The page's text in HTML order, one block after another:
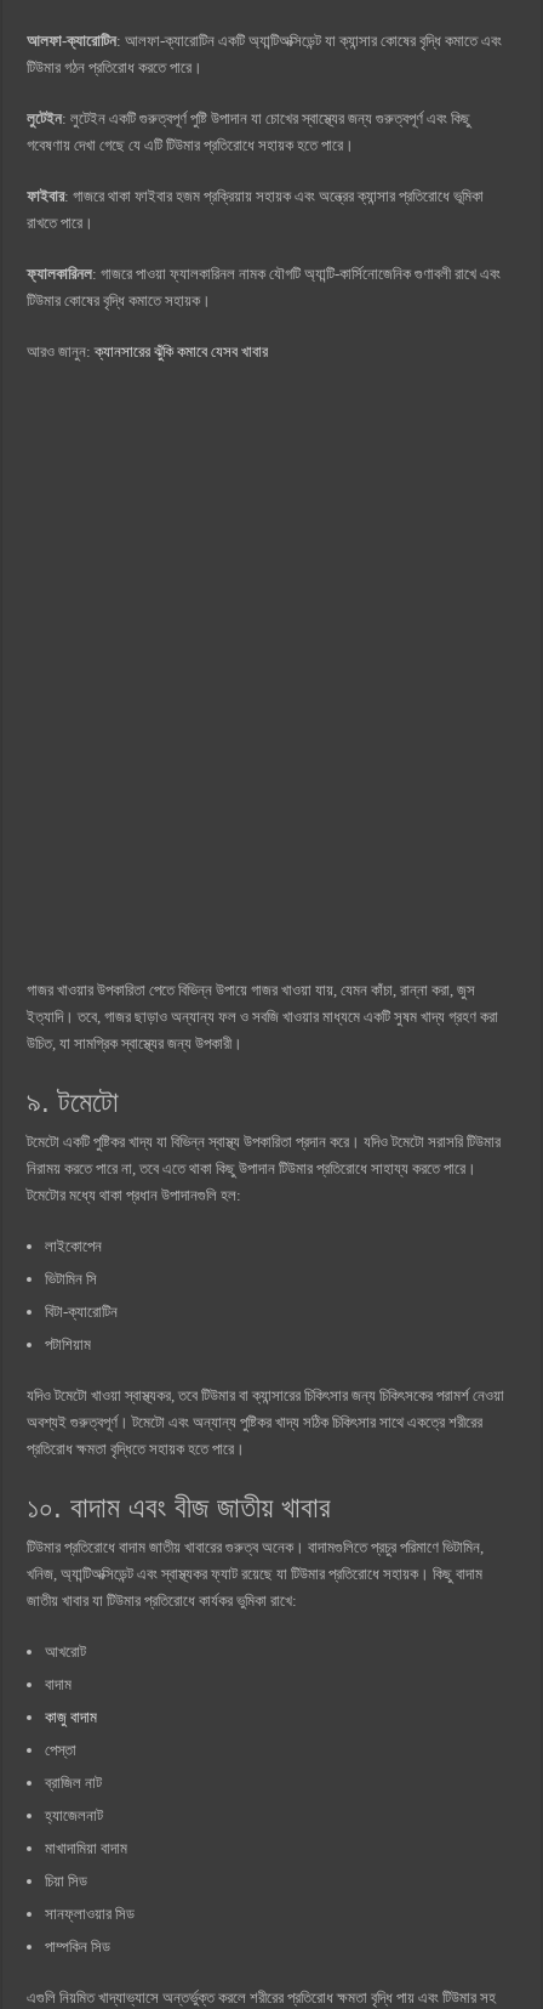
আলফা-ক্যারোটিন: আলফা-ক্যারোটিন একটি অ্যান্টিঅক্সিডেন্ট যা ক্যান্সার কোষের বৃদ্ধি কমাতে এবং
টিউমার গঠন প্রতিরোধ করতে পারে।
লুটেইন: লুটেইন একটি গুরুত্বপূর্ণ পুষ্টি উপাদান যা চোখের স্বাস্থ্যের জন্য গুরুত্বপূর্ণ এবং কিছু
গবেষণায় দেখা গেছে যে এটি টিউমার প্রতিরোধে সহায়ক হতে পারে।
ফাইবার: গাজরে থাকা ফাইবার হজম প্রক্রিয়ায় সহায়ক এবং অন্ত্রের ক্যান্সার প্রতিরোধে ভূমিকা
রাখতে পারে।
ফ্যালকারিনল: গাজরে পাওয়া ফ্যালকারিনল নামক যৌগটি অ্যান্টি-কার্সিনোজেনিক গুণাবলী রাখে এবং
টিউমার কোষের বৃদ্ধি কমাতে সহায়ক।
আরও জানুন:ক্যানসারের ঝুঁকি কমাবে যেসব খাবার
গাজর খাওয়ার উপকারিতা পেতে বিভিন্ন উপায়ে গাজর খাওয়া যায়, যেমন কাঁচা, রান্না করা, জুস
ইত্যাদি। তবে, গাজর ছাড়াও অন্যান্য ফল ও সবজি খাওয়ার মাধ্যমে একটি সুষম খাদ্য গ্রহণ করা
উচিত, যা সামগ্রিক স্বাস্থ্যের জন্য উপকারী।
৯. টমেটো
টমেটো একটি পুষ্টিকর খাদ্য যা বিভিন্ন স্বাস্থ্য উপকারিতা প্রদান করে। যদিও টমেটো সরাসরি টিউমার
নিরাময় করতে পারে না, তবে এতে থাকা কিছু উপাদান টিউমার প্রতিরোধে সাহায্য করতে পারে।
টমেটোর মধ্যে থাকা প্রধান উপাদানগুলি হল:
লাইকোপেন
ভিটামিন সি
বিটা-ক্যারোটিন
পটাশিয়াম
যদিও টমেটো খাওয়া স্বাস্থ্যকর, তবে টিউমার বা ক্যান্সারের চিকিৎসার জন্য চিকিৎসকের পরামর্শ নেওয়া
অবশ্যই গুরুত্বপূর্ণ। টমেটো এবং অন্যান্য পুষ্টিকর খাদ্য সঠিক চিকিৎসার সাথে একত্রে শরীরের
প্রতিরোধ ক্ষমতা বৃদ্ধিতে সহায়ক হতে পারে।
১০. বাদাম এবং বীজ জাতীয় খাবার
টিউমার প্রতিরোধে বাদাম জাতীয় খাবারের গুরুত্ব অনেক। বাদামগুলিতে প্রচুর পরিমাণে ভিটামিন,
খনিজ, অ্যান্টিঅক্সিডেন্ট এবং স্বাস্থ্যকর ফ্যাট রয়েছে যা টিউমার প্রতিরোধে সহায়ক। কিছু বাদাম
জাতীয় খাবার যা টিউমার প্রতিরোধে কার্যকর ভুমিকা রাখে:
আখরোট
বাদাম
কাজু বাদাম
পেস্তা
ব্রাজিল নাট
হ্যাজেলনাট
মাখাদামিয়া বাদাম
চিয়া সিড
সানফ্লাওয়ার সিড
পাম্পকিন সিড
এগুলি নিয়মিত খাদ্যাভ্যাসে অন্তর্ভুক্ত করলে শরীরের প্রতিরোধ ক্ষমতা বৃদ্ধি পায় এবং টিউমার সহ